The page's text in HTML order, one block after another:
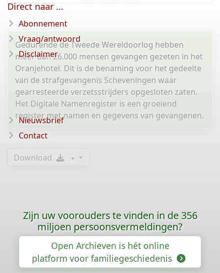
Gedurende de Tweede Wereldoorlog hebben
meer dan 26.000 mensen gevangen gezeten in het
Oranjehotel. Dit is de benaming voor het gedeelte
van de strafgevangenis Scheveningen waar
gearresteerde verzetsstrijders opgesloten zaten.
Het Digitale Namenregister is een groeiend
register met namen en gegevens van gevangenen.
Download
Direct naar ...
Abonnement
Vraag/antwoord
Disclaimer
Nieuwsbrief
Contact
Zijn uw voorouders te vinden in de 356
miljoen persoonsvermeldingen?
Open Archieven is hét online
platform voor familiegeschiedenis